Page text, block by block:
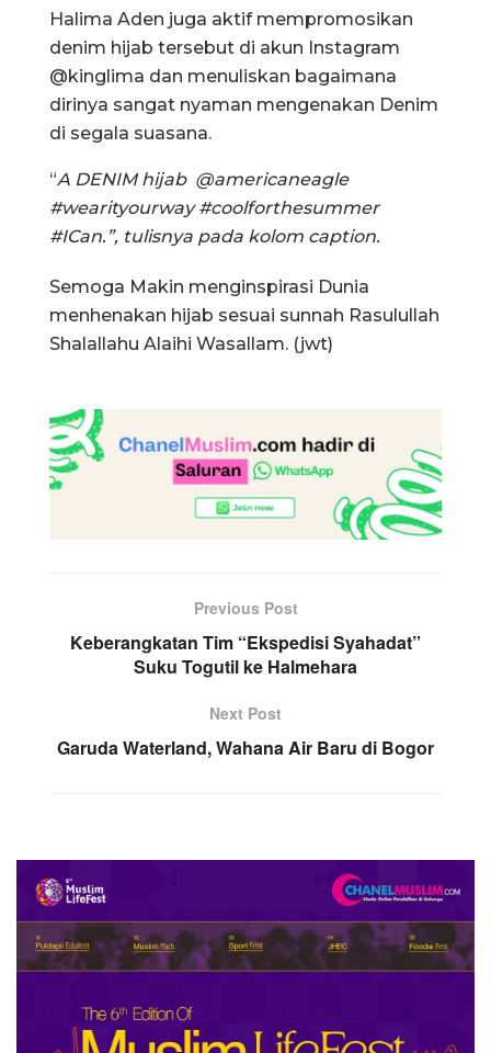
Halima Aden juga aktif mempromosikan
denim hijab tersebut di akun Instagram
@kinglima dan menuliskan bagaimana
dirinya sangat nyaman mengenakan Denim
di segala suasana.
“A DENIM hijab @americaneagle
#wearityourway #coolforthesummer
#ICan.”, tulisnya pada kolom caption.
Semoga Makin menginspirasi Dunia
menhenakan hijab sesuai sunnah Rasulullah
Shalallahu Alaihi Wasallam. (jwt)
Previous Post
Keberangkatan Tim “Ekspedisi Syahadat”
Suku Togutil ke Halmehara
Next Post
Garuda Waterland, Wahana Air Baru di Bogor